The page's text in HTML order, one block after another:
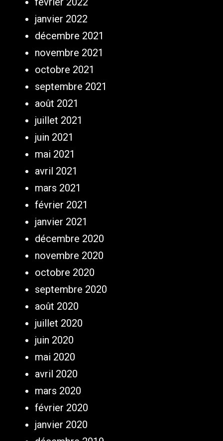
janvier 2022
décembre 2021
novembre 2021
octobre 2021
septembre 2021
août 2021
juillet 2021
juin 2021
mai 2021
avril 2021
mars 2021
février 2021
janvier 2021
décembre 2020
novembre 2020
octobre 2020
septembre 2020
août 2020
juillet 2020
juin 2020
mai 2020
avril 2020
mars 2020
février 2020
janvier 2020